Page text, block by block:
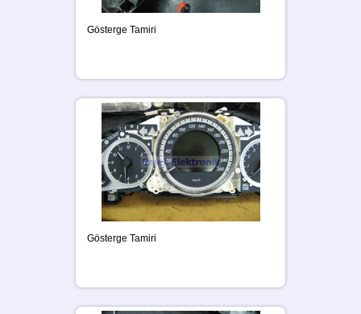
Gösterge Tamiri
Gösterge Tamiri